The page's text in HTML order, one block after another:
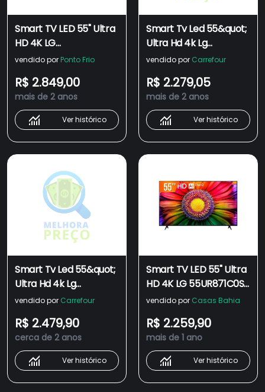
Smart TV LED 55" Ultra
HD 4K LG
55UQ801C0SB.BWZ
Wi-Fi Bluetooth
vendido por Ponto Frio
R$ 2.849,00
mais de 2 anos
Ver histórico
Smart Tv Led 55&quot;
Ultra Hd 4k Lg
55uq801c0sb.bwz
Wi-fi Bluetooth
vendido por Carrefour
R$ 2.279,05
mais de 2 anos
Ver histórico
Smart Tv Led 55&quot;
Ultra Hd 4k Lg
55ur871c0sa Thinq Ai 3
vendido por Carrefour
R$ 2.479,90
cerca de 2 anos
Ver histórico
Smart TV LED 55" Ultra
HD 4K LG 55UR871C0SA
ThinQ AI 3 HDMI 2 USB
vendido por Casas Bahia
R$ 2.259,90
mais de 1 ano
Ver histórico